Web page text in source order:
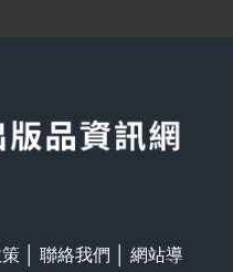
聯絡我們
網站導